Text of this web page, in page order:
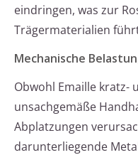
eindringen, was zur
Trägermaterialien
Mechanische
Obwohl Emaille kratz-
unsachgemäße
Abplatzungen
darunterliegende